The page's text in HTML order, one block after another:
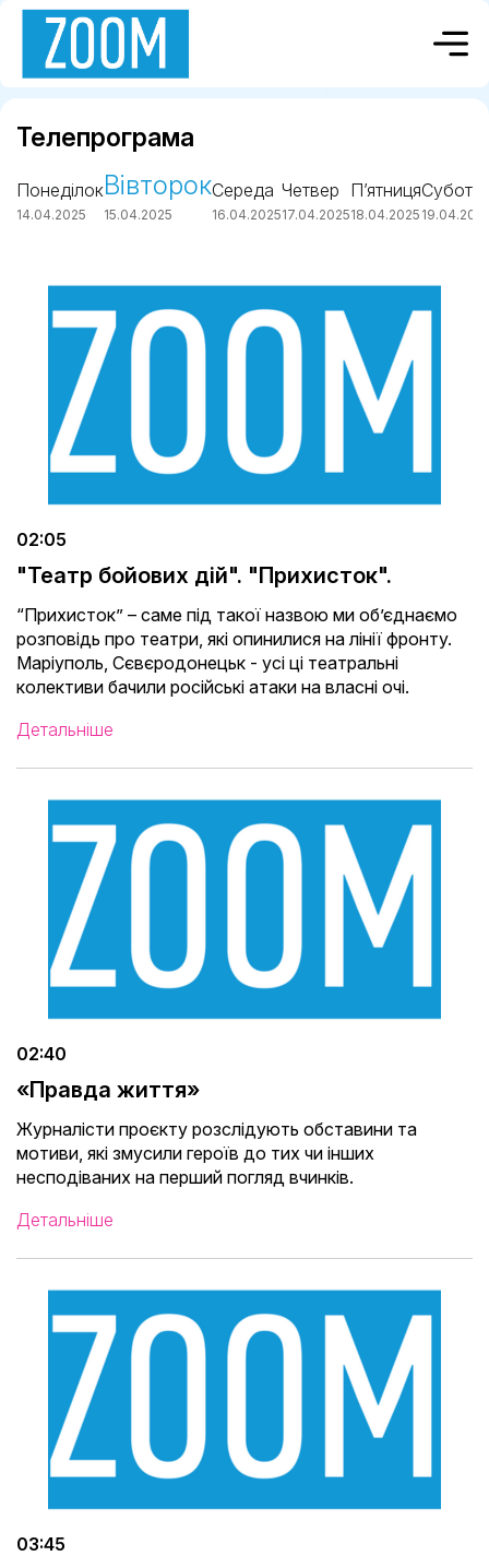
Телепрограма
Понеділок
14.04.2025
Вівторок
15.04.2025
Середа
16.04.2025
Четвер
17.04.2025
П’ятниця
18.04.2025
Субота
02:05
"Театр бойових дій". "Прихисток".
“Прихисток” – саме під такої назвою ми об’єднаємо
розповідь про театри, які опинилися на лінії фронту.
Маріуполь, Сєвєродонецьк - усі ці театральні
колективи бачили російські атаки на власні очі.
Детальніше
02:40
«Правда життя»
Журналісти проєкту розслідують обставини та
мотиви, які змусили героїв до тих чи інших
несподіваних на перший погляд вчинків.
Детальніше
03:45